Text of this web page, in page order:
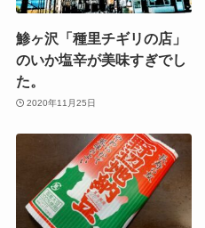
鯵ヶ沢「種里チギリの店」
のいか塩辛が美味すぎでし
た。
2020年11月25日